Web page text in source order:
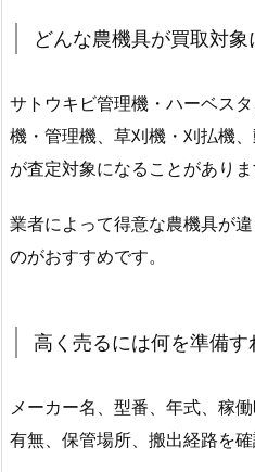
どんな農機具が買取対象
サトウキビ管理機・ハーベス
機・管理機、草刈機・刈払機
が査定対象になることがありま
業者によって得意な農機具が
のがおすすめです。
高く売るには何を準備す
メーカー名、型番、年式、稼
有無、保管場所、搬出経路を確